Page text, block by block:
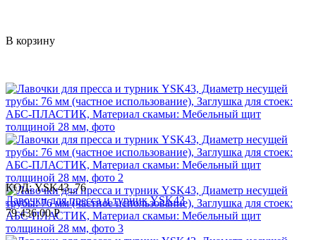
В корзину
КОД: YSK43_76
Лавочки для пресса и турник YSK43
79 436.00 Р